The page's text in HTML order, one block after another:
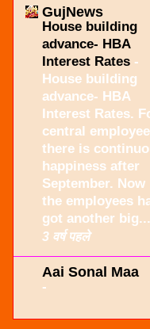
GujNews
House building
advance- HBA
Interest Rates -
House building
advance- HBA
Interest Rates.
central
there is
happiness after
September. Now
the employees
got another big...
3 वर्ष पहले
Aai Sonal Maa
-